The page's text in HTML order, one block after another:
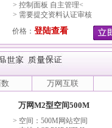
> 控制面板 自主管理<
> 需要提交资料认证审核
价格： 登陆查看
万网互联
万网M2型空间500M
> 空间：500M网站空间